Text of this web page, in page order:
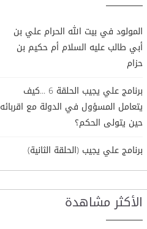
المولود في بيت الله الحرام علي بن
أبي طالب عليه السلام أم حكيم بن
حزام
برنامج علي يجيب الحلقة 6 ...كيف
يتعامل المسؤول في الدولة مع اقربائه
حين يتولى الحكم؟
برنامج علي يجيب (الحلقة الثانية)
الأكثر مشاهدة